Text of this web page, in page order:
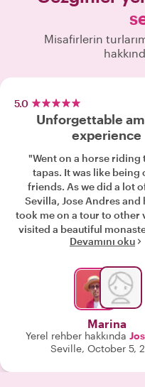
Misafirlerin
5.0
Unforgettable
experience
"Went on a horse riding
tapas. It was like being
friends. As we did a lot
Sevilla, Jose Andres and
took me on a tour to other
visited a beautiful
would have never found
town and they advised me
olive oil in town. The horse riding with
Manuel was so relaxing
knows a lot about training
the authentic school of
Manuel is a very pleasant,
experiences riding instructor. It
one of the highlights of
Devamını oku
Marina
Yerel rehber hakkında
Seville, October 5,